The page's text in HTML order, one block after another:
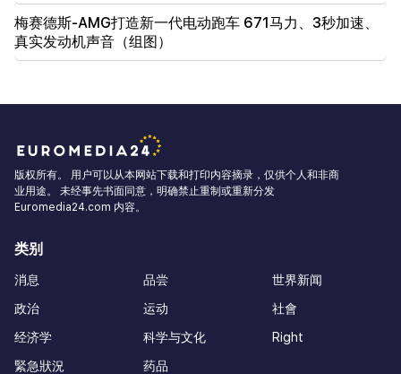
梅赛德斯-AMG打造新一代电动跑车 671马力、3秒加速、
真实发动机声音（组图）
版权所有。 用户可以从本网站下载和打印内容摘录，仅供个人和非商
业用途。 未经事先书面同意，明确禁止重制或重新分发
Euromedia24.com 内容。
类别
消息
政治
经济学
緊急狀況
品尝
运动
科学与文化
药品
世界新闻
社會
Right